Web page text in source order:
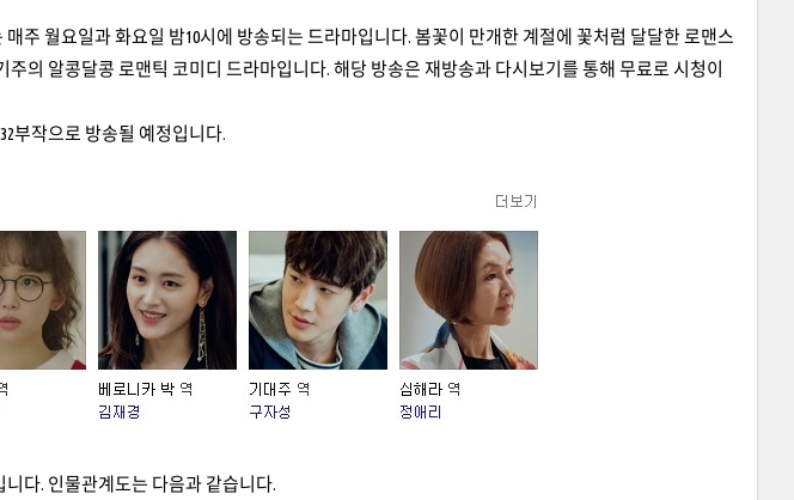
주 월요일과 화요일 밤10시에 방송되는 드라마입니다. 봄꽃이 만개한 계절에 꽃처럼 달달한 로맨스
의 알콩달콩 로맨틱 코미디 드라마입니다. 해당 방송은 재방송과 다시보기를 통해 무료로 시청이
부작으로 방송될 예정입니다.
다. 인물관계도는 다음과 같습니다.